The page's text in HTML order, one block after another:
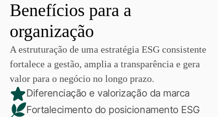
Benefícios para a
organização
A estruturação de uma estratégia ESG consistente
fortalece a gestão, amplia a transparência e gera
valor para o negócio no longo prazo.
Diferenciação e valorização da marca
Fortalecimento do posicionamento ESG